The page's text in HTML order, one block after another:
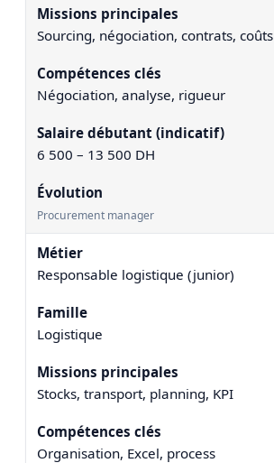
Sourcing, négociation, contrats, coûts
Négociation, analyse, rigueur
6 500 – 13 500 DH
Procurement manager
Responsable logistique (junior)
Logistique
Stocks, transport, planning, KPI
Organisation, Excel, process